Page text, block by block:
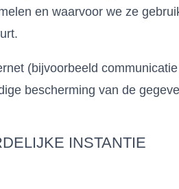
en waarvoor we ze
(bijvoorbeeld
bescherming van de
INSTANTIE